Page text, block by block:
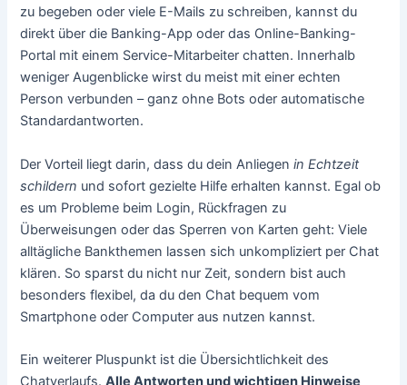
zu begeben oder viele E-Mails zu schreiben, kannst du
direkt über die Banking-App oder das Online-Banking-
Portal mit einem Service-Mitarbeiter chatten. Innerhalb
weniger Augenblicke wirst du meist mit einer echten
Person verbunden – ganz ohne Bots oder automatische
Standardantworten.
Der Vorteil liegt darin, dass du dein Anliegenin Echtzeit
schildern und sofort gezielte Hilfe erhalten kannst. Egal ob
es um Probleme beim Login, Rückfragen zu
Überweisungen oder das Sperren von Karten geht: Viele
alltägliche Bankthemen lassen sich unkompliziert per Chat
klären. So sparst du nicht nur Zeit, sondern bist auch
besonders flexibel, da du den Chat bequem vom
Smartphone oder Computer aus nutzen kannst.
Ein weiterer Pluspunkt ist die Übersichtlichkeit des
Chatverlaufs.Alle Antworten und wichtigen Hinweise